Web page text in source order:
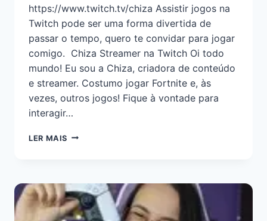
https://www.twitch.tv/chiza Assistir jogos na
Twitch pode ser uma forma divertida de
passar o tempo, quero te convidar para jogar
comigo. Chiza Streamer na Twitch Oi todo
mundo! Eu sou a Chiza, criadora de conteúdo
e streamer. Costumo jogar Fortnite e, às
vezes, outros jogos! Fique à vontade para
interagir…
LER MAIS